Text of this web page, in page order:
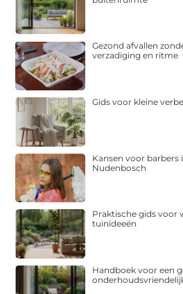
Gezond afvallen
verzadiging en ritme
Gids voor kleine
Kansen voor barbers
Nudenbosch
Praktische gids voor
tuinideeën
Handboek voor een